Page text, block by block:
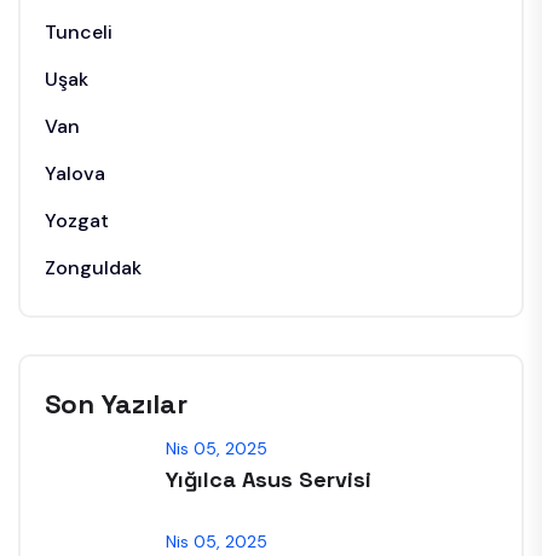
Tunceli
Uşak
Van
Yalova
Yozgat
Zonguldak
Son Yazılar
Nis 05, 2025
Yığılca Asus Servisi
Nis 05, 2025